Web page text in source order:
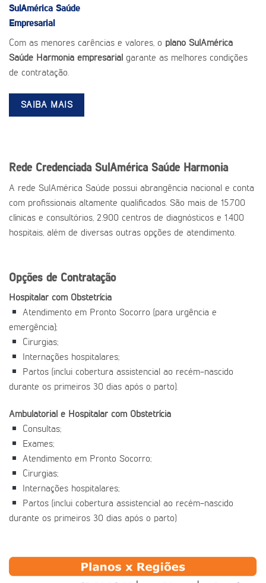
SulAmérica Saúde
Empresarial
Com as menores carências e valores, o plano SulAmérica
Saúde Harmonia empresarial garante as melhores condições
de contratação.
SAIBA MAIS
Rede Credenciada SulAmérica Saúde Harmonia
A rede SulAmérica Saúde possui abrangência nacional e conta
com profissionais altamente qualificados. São mais de 15.700
clínicas e consultórios, 2.900 centros de diagnósticos e 1.400
hospitais, além de diversas outras opções de atendimento.
Opções de Contratação
Hospitalar com Obstetrícia
Atendimento em Pronto Socorro (para urgência e
emergência);
Cirurgias;
Internações hospitalares;
Partos (inclui cobertura assistencial ao recém-nascido
durante os primeiros 30 dias após o parto).
Ambulatorial e Hospitalar com Obstetrícia
Consultas;
Exames;
Atendimento em Pronto Socorro;
Cirurgias;
Internações hospitalares;
Partos (inclui cobertura assistencial ao recém-nascido
durante os primeiros 30 dias após o parto)